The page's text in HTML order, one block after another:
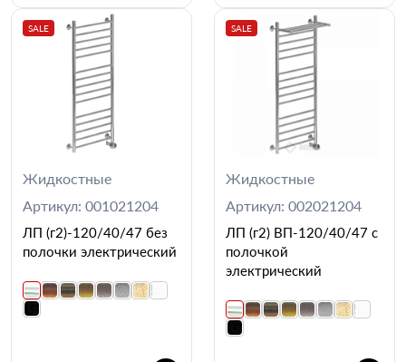
SALE
Жидкостные
Артикул: 001021204
ЛП (г2)-120/40/47 без
полочки электрический
SALE
Жидкостные
Артикул: 002021204
ЛП (г2) ВП-120/40/47 с
полочкой
электрический